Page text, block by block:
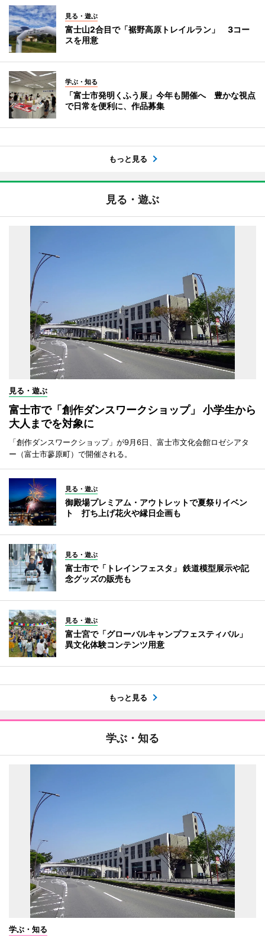
見る・遊ぶ
富士山2合目で「裾野高原トレイルラン」 3コー
スを用意
学ぶ・知る
「富士市発明くふう展」今年も開催へ 豊かな視点
で日常を便利に、作品募集
もっと見る
見る・遊ぶ
見る・遊ぶ
富士市で「創作ダンスワークショップ」 小学生から
大人までを対象に
「創作ダンスワークショップ」が9月6日、富士市文化会館ロゼシアタ
ー（富士市蓼原町）で開催される。
見る・遊ぶ
御殿場プレミアム・アウトレットで夏祭りイベン
ト 打ち上げ花火や縁日企画も
見る・遊ぶ
富士市で「トレインフェスタ」 鉄道模型展示や記
念グッズの販売も
見る・遊ぶ
富士宮で「グローバルキャンプフェスティバル」
異文化体験コンテンツ用意
もっと見る
学ぶ・知る
学ぶ・知る